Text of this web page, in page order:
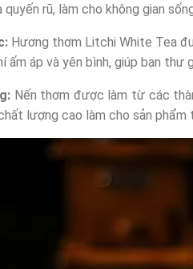
rũ, làm cho không gian
Hương thơm Litchi White Tea
ấm áp và yên bình, giúp bạn thư
Nến thơm được làm từ các
lượng cao làm cho sản